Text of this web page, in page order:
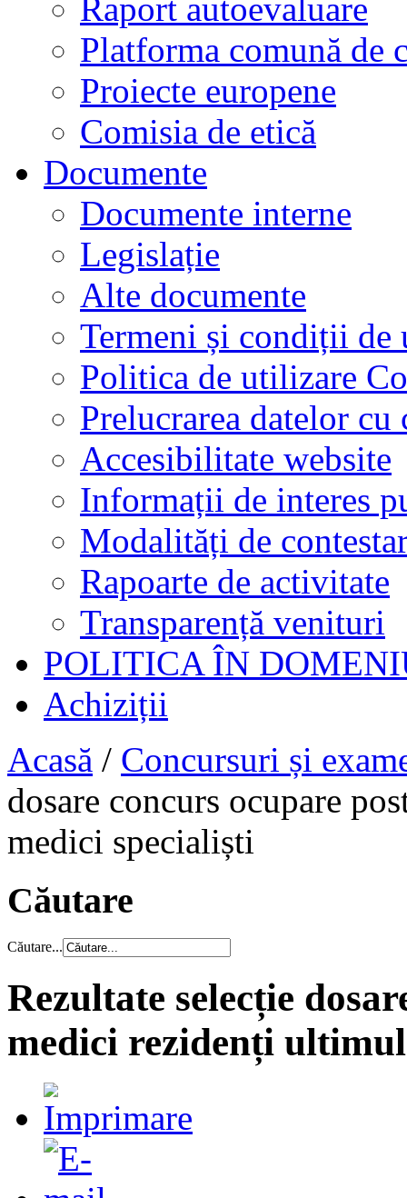
Raport autoevaluare
Platforma comună de
Proiecte europene
Comisia de etică
Documente
Documente interne
Legislație
Alte documente
Termeni și condiții de
Politica de utilizare
Prelucrarea datelor cu
Accesibilitate website
Informații de interes
Modalități de
Rapoarte de activitate
Transparență venituri
POLITICA ÎN
Achiziții
Acasă / Concursuri și
dosare concurs ocupare
medici specialiști
Căutare
Căutare...
Rezultate selecție
medici rezidenți